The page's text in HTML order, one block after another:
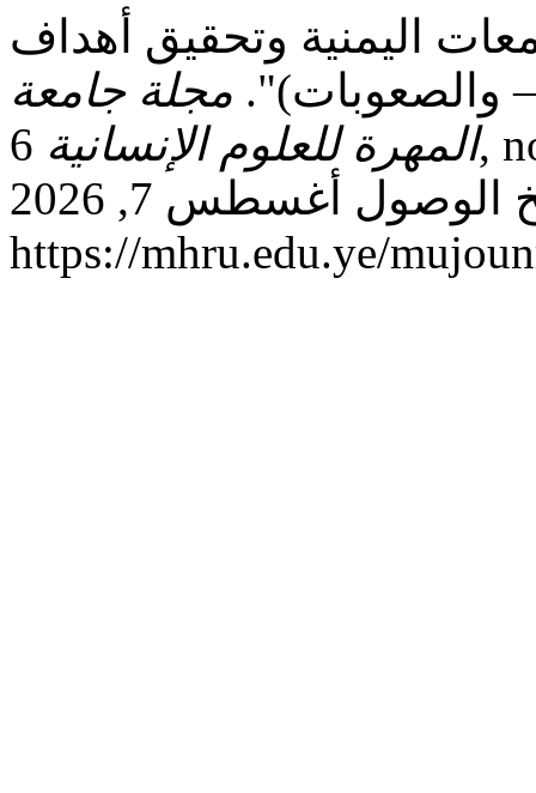
اليمنية وتحقيق أهداف
– والصعوبات)". مجلة جامعة
المهرة للعلوم الإنسانية 6, no. S1 (يونيو 22, 2025): 241–263.
تاريخ الوصول أغسطس 7, 2026.
https://mhru.edu.ye/